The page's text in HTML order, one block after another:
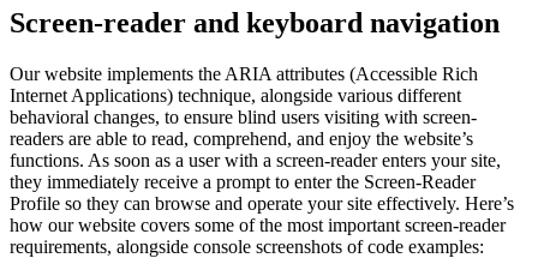
Screen-reader and keyboard navigation
Our website implements the ARIA attributes (Accessible Rich
Internet Applications) technique, alongside various different
behavioral changes, to ensure blind users visiting with screen-
readers are able to read, comprehend, and enjoy the website’s
functions. As soon as a user with a screen-reader enters your site,
they immediately receive a prompt to enter the Screen-Reader
Profile so they can browse and operate your site effectively. Here’s
how our website covers some of the most important screen-reader
requirements, alongside console screenshots of code examples: